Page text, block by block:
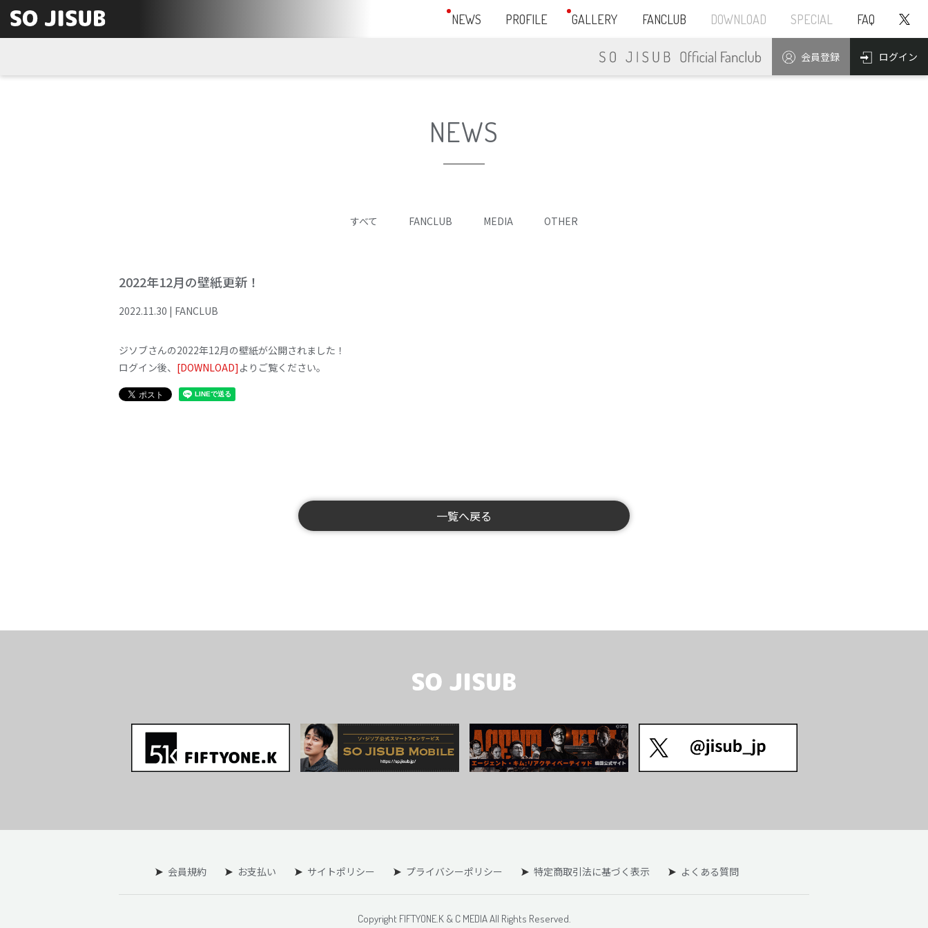
NEWS PROFILE GALLERY FANCLUB DOWNLOAD SPECIAL FAQ
会員登録 ログイン
NEWS
すべて FANCLUB MEDIA OTHER
2022年12月の壁紙更新！
2022.11.30 | FANCLUB
ジソブさんの2022年12月の壁紙が公開されました！
ログイン後、 [DOWNLOAD] よりご覧ください。
一覧へ戻る
会員規約 お支払い サイトポリシー プライバシーポリシー 特定商取引法に基づく表示 よくある質問
Copyright FIFTYONE.K & C MEDIA All Rights Reserved.